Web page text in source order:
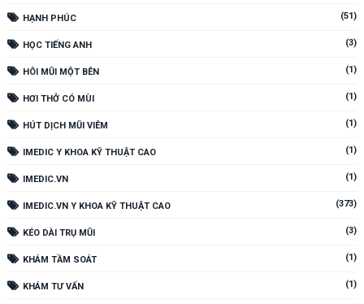
HẠNH PHÚC (51)
HỌC TIẾNG ANH (3)
HÔI MŨI MỘT BÊN (1)
HƠI THỞ CÓ MÙI (1)
HÚT DỊCH MŨI VIÊM (1)
IMEDIC Y KHOA KỸ THUẬT CAO (1)
IMEDIC.VN (1)
IMEDIC.VN Y KHOA KỸ THUẬT CAO (373)
KÉO DÀI TRỤ MŨI (3)
KHÁM TẦM SOÁT (1)
KHÁM TƯ VẤN (1)